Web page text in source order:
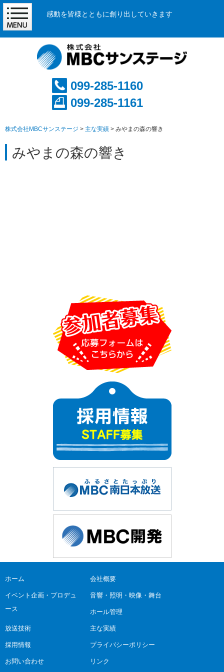
感動を皆様とともに創り出していきます
099-285-1160
099-285-1161
株式会社MBCサンステージ > 主な実績 > みやまの森の響き
みやまの森の響き
ホーム 会社概要
イベント企画・プロデュ
ース
音響・照明・映像・舞台
ホール管理
放送技術 主な実績
採用情報 プライバシーポリシー
お問い合わせ リンク